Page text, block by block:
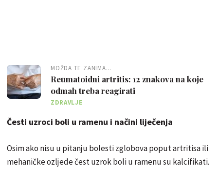
MOŽDA TE ZANIMA...
Reumatoidni artritis: 12 znakova na koje
odmah treba reagirati
ZDRAVLJE
Česti uzroci boli u ramenu i načini liječenja
Osim ako nisu u pitanju bolesti zglobova poput artritisa ili
mehaničke ozljede čest uzrok boli u ramenu su kalcifikati.